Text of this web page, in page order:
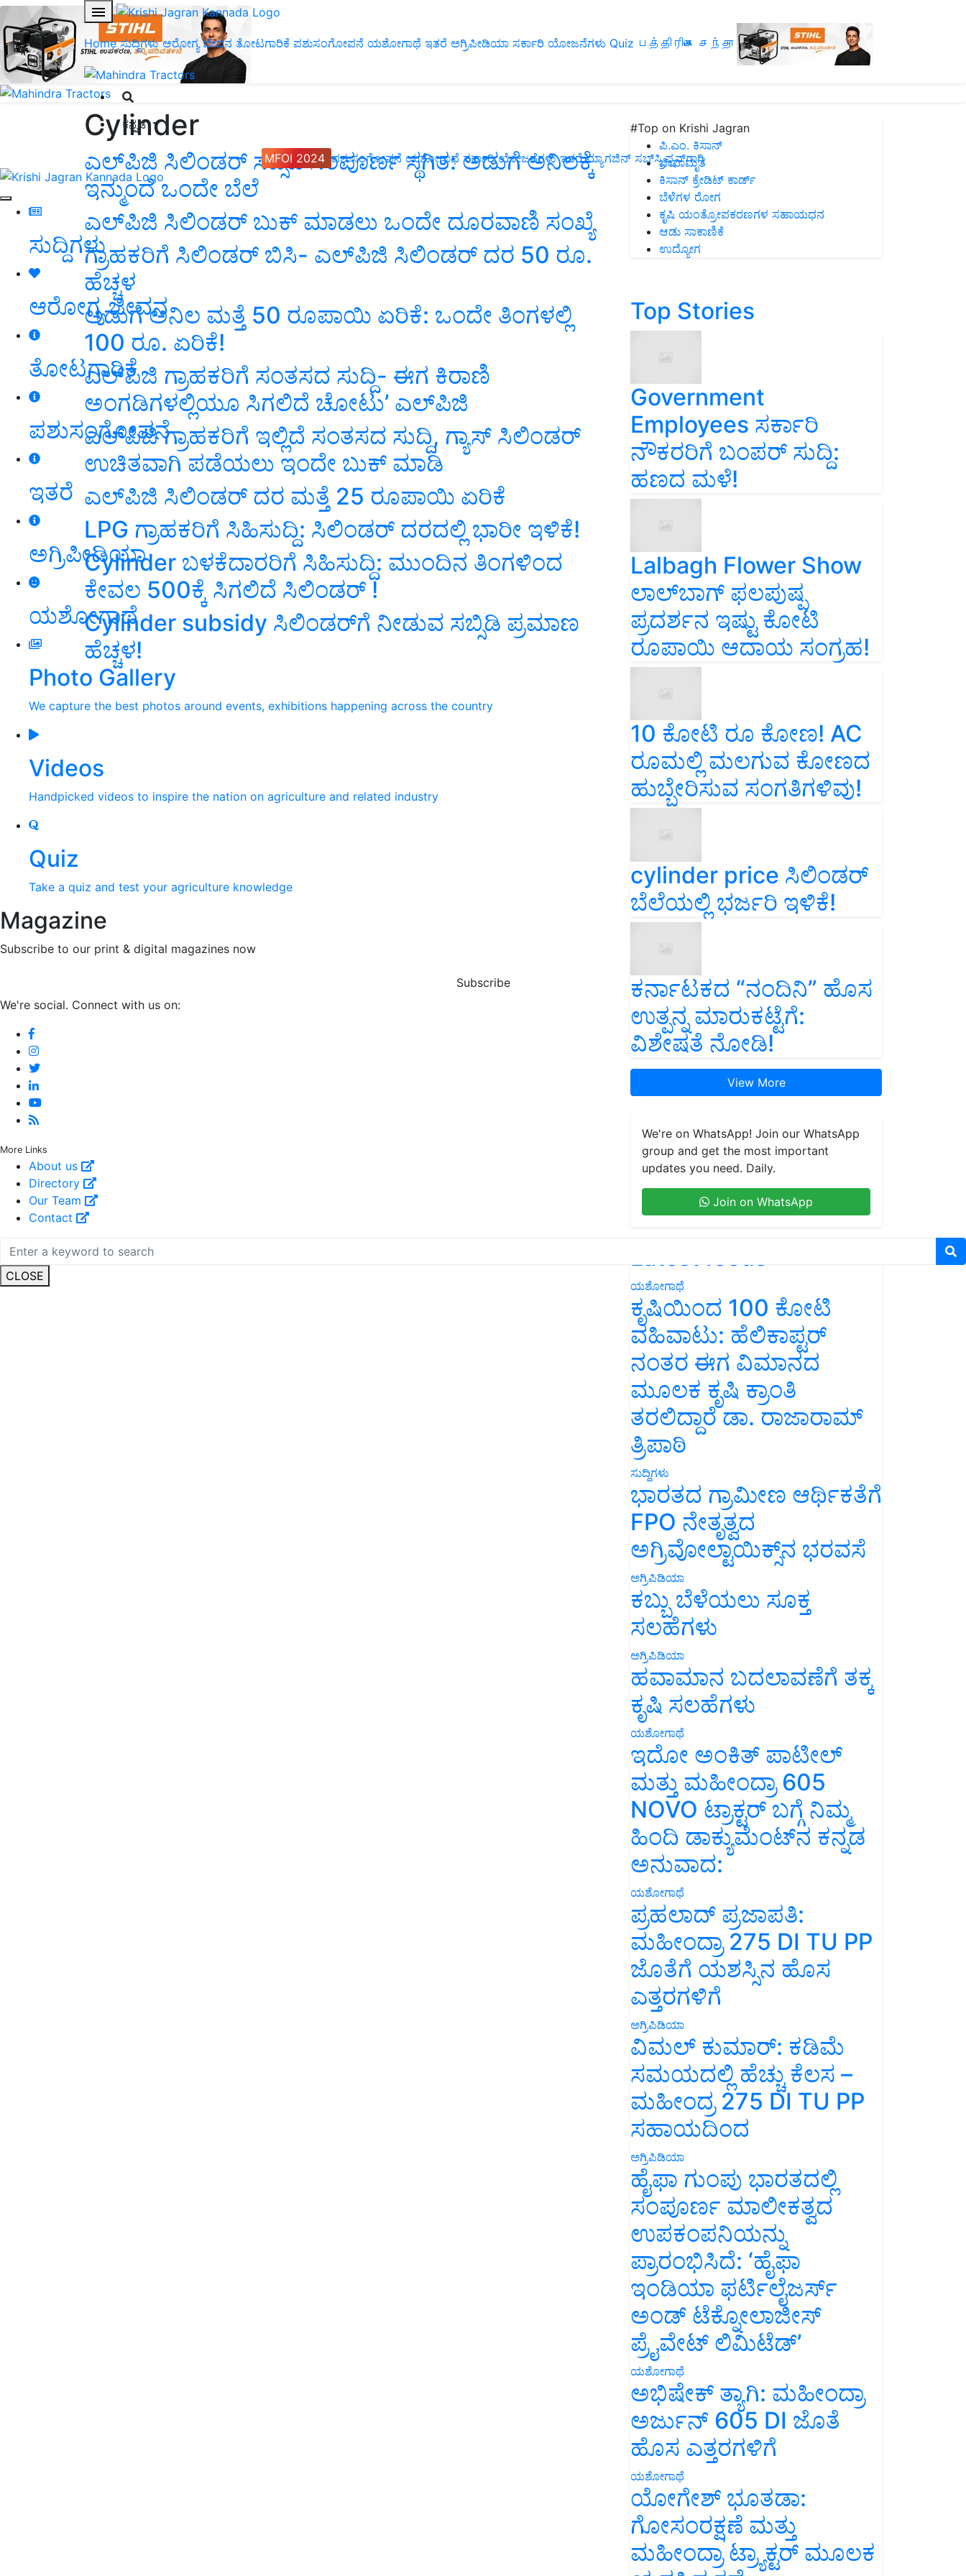
Home ಸುದ್ದಿಗಳು ಆರೋಗ್ಯ ಜೀವನ ತೋಟಗಾರಿಕೆ ಪಶುಸಂಗೋಪನೆ ಯಶೋಗಾಥೆ ಇತರೆ ಅಗ್ರಿಪೀಡಿಯಾ ಸರ್ಕಾರಿ ಯೋಜನೆಗಳು Quiz பத்திரிகை சந்தா
ಕನ್ನಡ
MFOI 2024 ಪಶುಸಂಗೋಪನೆ ಯಶೋಗಾಥೆ ಸರ್ಕಾರಿ ಯೋಜನೆಗಳು ಇತರೆ ಮ್ಯಾಗಜಿನ್‌ ಸಬ್‌ಸ್ಕ್ರಿಪ್ಷನ್‌ಗಾಗಿ
ಸುದ್ದಿಗಳು
ಆರೋಗ್ಯ ಜೀವನ
ತೋಟಗಾರಿಕೆ
ಪಶುಸಂಗೋಪನೆ
ಇತರೆ
ಅಗ್ರಿಪೀಡಿಯಾ
ಯಶೋಗಾಥೆ
Photo Gallery
We capture the best photos around events, exhibitions happening across the country
Videos
Handpicked videos to inspire the nation on agriculture and related industry
Quiz
Take a quiz and test your agriculture knowledge
Magazine
Subscribe to our print & digital magazines now
Subscribe
We're social. Connect with us on:
More Links
About us
Directory
Our Team
Contact
CLOSE
Cylinder
ಎಲ್‌ಪಿಜಿ ಸಿಲಿಂಡರ್‌ ಸಬ್ಸಿಡಿ ಸಂಪೂರ್ಣ ಸ್ಥಗಿತ: ಅಡುಗೆ ಅನಿಲಕ್ಕೆ
ಇನ್ಮುಂದೆ ಒಂದೇ ಬೆಲೆ
ಎಲ್‌ಪಿಜಿ ಸಿಲಿಂಡರ್ ಬುಕ್‌ ಮಾಡಲು ಒಂದೇ ದೂರವಾಣಿ ಸಂಖ್ಯೆ
ಗ್ರಾಹಕರಿಗೆ ಸಿಲಿಂಡರ್ ಬಿಸಿ- ಎಲ್‌ಪಿಜಿ ಸಿಲಿಂಡರ್‌ ದರ 50 ರೂ.
ಹೆಚ್ಚಳ
ಅಡುಗೆ ಅನಿಲ ಮತ್ತೆ 50 ರೂಪಾಯಿ ಏರಿಕೆ: ಒಂದೇ ತಿಂಗಳಲ್ಲಿ
100 ರೂ. ಏರಿಕೆ!
ಎಲ್‌ಪಿಜಿ ಗ್ರಾಹಕರಿಗೆ ಸಂತಸದ ಸುದ್ದಿ- ಈಗ ಕಿರಾಣಿ
ಅಂಗಡಿಗಳಲ್ಲಿಯೂ ಸಿಗಲಿದೆ ಚೋಟು’ ಎಲ್‌ಪಿಜಿ
ಎಲ್‌ಪಿಜಿ ಗ್ರಾಹಕರಿಗೆ ಇಲ್ಲಿದೆ ಸಂತಸದ ಸುದ್ದಿ, ಗ್ಯಾಸ್ ಸಿಲಿಂಡರ್
ಉಚಿತವಾಗಿ ಪಡೆಯಲು ಇಂದೇ ಬುಕ್ ಮಾಡಿ
ಎಲ್‌ಪಿಜಿ ಸಿಲಿಂಡರ್ ದರ ಮತ್ತೆ 25 ರೂಪಾಯಿ ಏರಿಕೆ
LPG ಗ್ರಾಹಕರಿಗೆ ಸಿಹಿಸುದ್ದಿ: ಸಿಲಿಂಡರ್‌ ದರದಲ್ಲಿ ಭಾರೀ ಇಳಿಕೆ!
Cylinder ಬಳಕೆದಾರರಿಗೆ ಸಿಹಿಸುದ್ದಿ: ಮುಂದಿನ ತಿಂಗಳಿಂದ
ಕೇವಲ 500ಕ್ಕೆ ಸಿಗಲಿದೆ ಸಿಲಿಂಡರ್‌ !
Cylinder subsidy ಸಿಲಿಂಡರ್‌ಗೆ ನೀಡುವ ಸಬ್ಸಿಡಿ ಪ್ರಮಾಣ
ಹೆಚ್ಚಳ!
#Top on Krishi Jagran
ಪಿ.ಎಂ. ಕಿಸಾನ್
ಜೀವಾಮೃತ
ಕಿಸಾನ್ ಕ್ರೇಡಿಟ್ ಕಾರ್ಡ್
ಬೆಳೆಗಳ ರೋಗ
ಕೃಷಿ ಯಂತ್ರೋಪಕರಣಗಳ ಸಹಾಯಧನ
ಆಡು ಸಾಕಾಣಿಕೆ
ಉದ್ಯೋಗ
Top Stories
Government
Employees ಸರ್ಕಾರಿ
ನೌಕರರಿಗೆ ಬಂಪರ್‌ ಸುದ್ದಿ:
ಹಣದ ಮಳೆ!
Lalbagh Flower Show
ಲಾಲ್‌ಬಾಗ್ ಫಲಪುಷ್ಪ
ಪ್ರದರ್ಶನ ಇಷ್ಟು ಕೋಟಿ
ರೂಪಾಯಿ ಆದಾಯ ಸಂಗ್ರಹ!
10 ಕೋಟಿ ರೂ ಕೋಣ! AC
ರೂಮಲ್ಲಿ ಮಲಗುವ ಕೋಣದ
ಹುಬ್ಬೇರಿಸುವ ಸಂಗತಿಗಳಿವು!
cylinder price ಸಿಲಿಂಡರ್‌
ಬೆಲೆಯಲ್ಲಿ ಭರ್ಜರಿ ಇಳಿಕೆ!
ಕರ್ನಾಟಕದ “ನಂದಿನಿ” ಹೊಸ
ಉತ್ಪನ್ನ ಮಾರುಕಟ್ಟೆಗೆ:
ವಿಶೇಷತೆ ನೋಡಿ!
View More
We're on WhatsApp! Join our WhatsApp
group and get the most important
updates you need. Daily.
Join on WhatsApp
Latest feeds
ಯಶೋಗಾಥೆ
ಕೃಷಿಯಿಂದ 100 ಕೋಟಿ
ವಹಿವಾಟು: ಹೆಲಿಕಾಪ್ಟರ್
ನಂತರ ಈಗ ವಿಮಾನದ
ಮೂಲಕ ಕೃಷಿ ಕ್ರಾಂತಿ
ತರಲಿದ್ದಾರೆ ಡಾ. ರಾಜಾರಾಮ್
ತ್ರಿಪಾಠಿ
ಸುದ್ದಿಗಳು
ಭಾರತದ ಗ್ರಾಮೀಣ ಆರ್ಥಿಕತೆಗೆ
FPO ನೇತೃತ್ವದ
ಅಗ್ರಿವೋಲ್ಟಾಯಿಕ್ಸ್‌ನ ಭರವಸೆ
ಅಗ್ರಿಪಿಡಿಯಾ
ಕಬ್ಬು ಬೆಳೆಯಲು ಸೂಕ್ತ
ಸಲಹೆಗಳು
ಅಗ್ರಿಪಿಡಿಯಾ
ಹವಾಮಾನ ಬದಲಾವಣೆಗೆ ತಕ್ಕ
ಕೃಷಿ ಸಲಹೆಗಳು
ಯಶೋಗಾಥೆ
ಇದೋ ಅಂಕಿತ್ ಪಾಟೀಲ್
ಮತ್ತು ಮಹೀಂದ್ರಾ 605
NOVO ಟ್ರಾಕ್ಟರ್ ಬಗ್ಗೆ ನಿಮ್ಮ
ಹಿಂದಿ ಡಾಕ್ಯುಮೆಂಟ್‌ನ ಕನ್ನಡ
ಅನುವಾದ:
ಯಶೋಗಾಥೆ
ಪ್ರಹಲಾದ್ ಪ್ರಜಾಪತಿ:
ಮಹೀಂದ್ರಾ 275 DI TU PP
ಜೊತೆಗೆ ಯಶಸ್ಸಿನ ಹೊಸ
ಎತ್ತರಗಳಿಗೆ
ಅಗ್ರಿಪಿಡಿಯಾ
ವಿಮಲ್ ಕುಮಾರ್: ಕಡಿಮೆ
ಸಮಯದಲ್ಲಿ ಹೆಚ್ಚು ಕೆಲಸ –
ಮಹೀಂದ್ರ 275 DI TU PP
ಸಹಾಯದಿಂದ
ಅಗ್ರಿಪಿಡಿಯಾ
ಹೈಫಾ ಗುಂಪು ಭಾರತದಲ್ಲಿ
ಸಂಪೂರ್ಣ ಮಾಲೀಕತ್ವದ
ಉಪಕಂಪನಿಯನ್ನು
ಪ್ರಾರಂಭಿಸಿದೆ: ‘ಹೈಫಾ
ಇಂಡಿಯಾ ಫರ್ಟಿಲೈಜರ್ಸ್
ಅಂಡ್ ಟೆಕ್ನೋಲಾಜೀಸ್
ಪ್ರೈವೇಟ್ ಲಿಮಿಟೆಡ್’
ಯಶೋಗಾಥೆ
ಅಭಿಷೇಕ್ ತ್ಯಾಗಿ: ಮಹೀಂದ್ರಾ
ಅರ್ಜುನ್ 605 DI ಜೊತೆ
ಹೊಸ ಎತ್ತರಗಳಿಗೆ
ಯಶೋಗಾಥೆ
ಯೋಗೇಶ್ ಭೂತಡಾ:
ಗೋಸಂರಕ್ಷಣೆ ಮತ್ತು
ಮಹೀಂದ್ರಾ ಟ್ರ್ಯಾಕ್ಟರ್ ಮೂಲಕ